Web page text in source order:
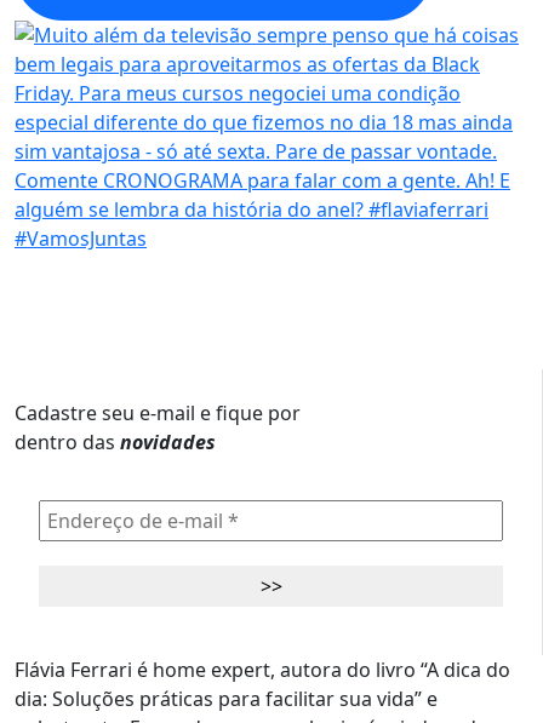
Cadastre seu e-mail e fique por
dentro das novidades
Flávia Ferrari é home expert, autora do livro “A dica do
dia: Soluções práticas para facilitar sua vida” e